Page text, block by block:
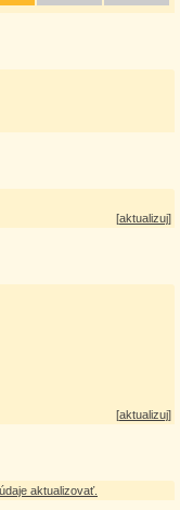
[aktualizuj]
[aktualizuj]
aktualizovať.